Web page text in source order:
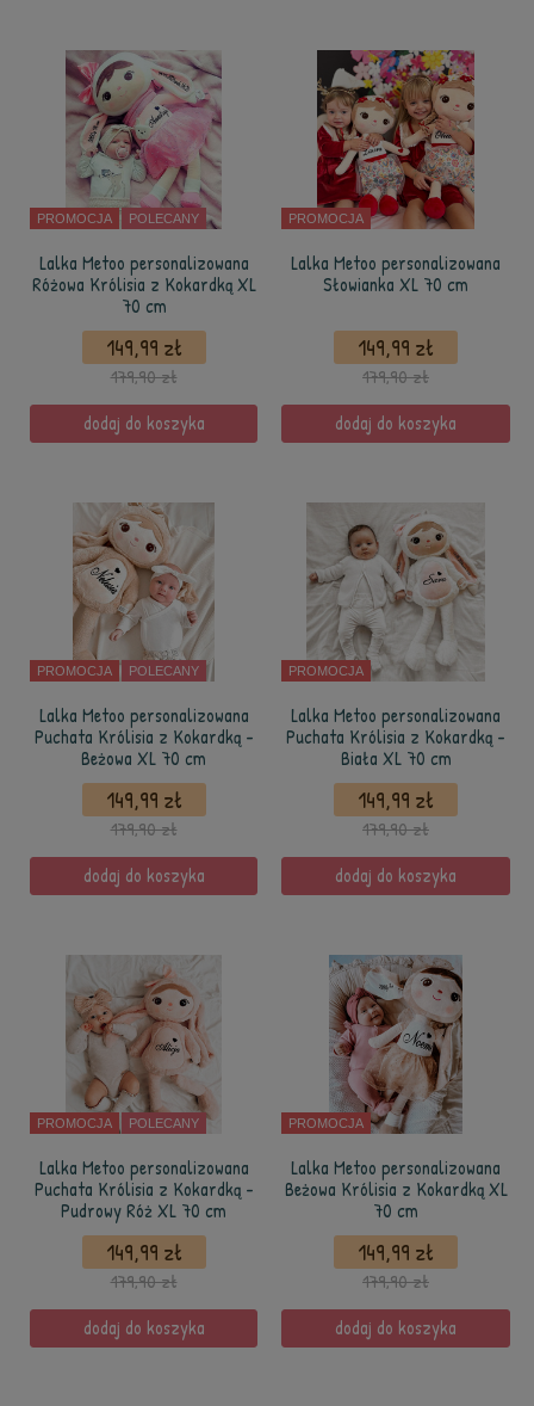
PROMOCJA POLECANY
Lalka Metoo personalizowana
Różowa Królisia z Kokardką XL
70 cm
149,99 zł
179,90 zł
dodaj do koszyka
PROMOCJA
Lalka Metoo personalizowana
Słowianka XL 70 cm
149,99 zł
179,90 zł
dodaj do koszyka
PROMOCJA POLECANY
Lalka Metoo personalizowana
Puchata Królisia z Kokardką -
Beżowa XL 70 cm
149,99 zł
179,90 zł
dodaj do koszyka
PROMOCJA
Lalka Metoo personalizowana
Puchata Królisia z Kokardką -
Biała XL 70 cm
149,99 zł
179,90 zł
dodaj do koszyka
PROMOCJA POLECANY
Lalka Metoo personalizowana
Puchata Królisia z Kokardką -
Pudrowy Róż XL 70 cm
149,99 zł
179,90 zł
dodaj do koszyka
PROMOCJA
Lalka Metoo personalizowana
Beżowa Królisia z Kokardką XL
70 cm
149,99 zł
179,90 zł
dodaj do koszyka